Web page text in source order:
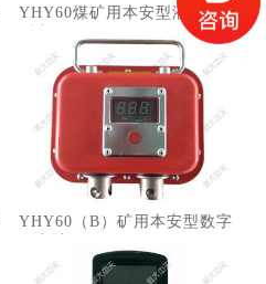
YHY60煤矿用本安型液压支架
YHY60（B）矿用本安型数字